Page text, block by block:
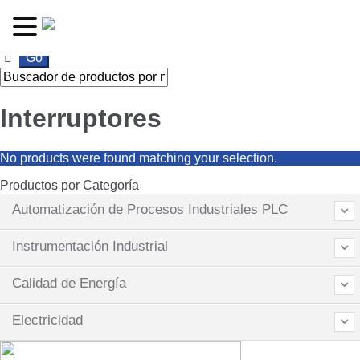
a
la
navegación
al
contenido
Interruptores
No products were found matching your selection.
Productos por Categoría
Automatización de Procesos Industriales PLC
Instrumentación Industrial
Calidad de Energía
Electricidad